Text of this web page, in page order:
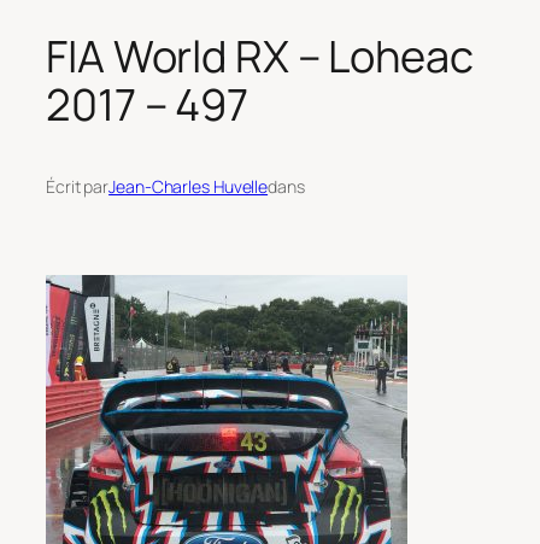
FIA World RX – Loheac
2017 – 497
Écrit parJean-Charles Huvelledans